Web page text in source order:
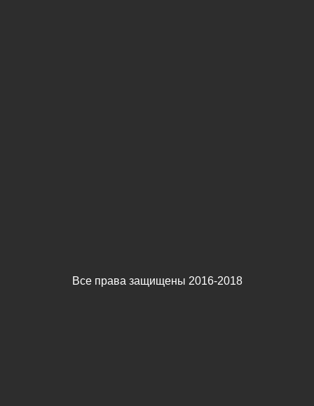
Все права защищены 2016-2018